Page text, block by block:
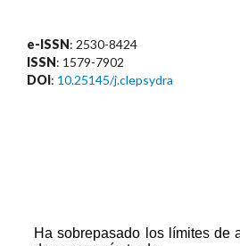
e-ISSN: 2530-8424
ISSN: 1579-7902
DOI: 10.25145/j.clepsydra